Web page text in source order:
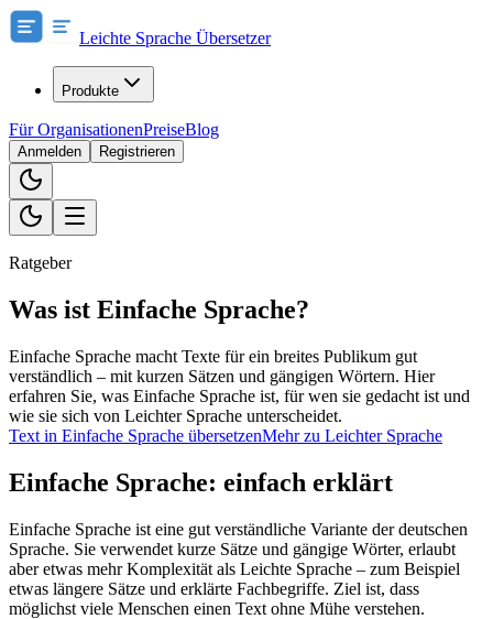
Leichte Sprache Übersetzer
Produkte
Für OrganisationenPreiseBlog
Anmelden Registrieren
Ratgeber
Was ist Einfache Sprache?
Einfache Sprache macht Texte für ein breites Publikum gut
verständlich – mit kurzen Sätzen und gängigen Wörtern. Hier
erfahren Sie, was Einfache Sprache ist, für wen sie gedacht ist und
wie sie sich von Leichter Sprache unterscheidet.
Text in Einfache Sprache übersetzenMehr zu Leichter Sprache
Einfache Sprache: einfach erklärt
Einfache Sprache ist eine gut verständliche Variante der deutschen
Sprache. Sie verwendet kurze Sätze und gängige Wörter, erlaubt
aber etwas mehr Komplexität als Leichte Sprache – zum Beispiel
etwas längere Sätze und erklärte Fachbegriffe. Ziel ist, dass
möglichst viele Menschen einen Text ohne Mühe verstehen.